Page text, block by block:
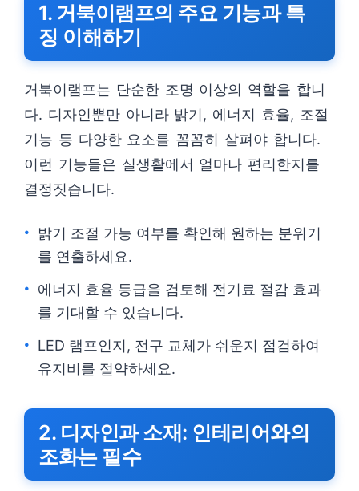
1. 거북이램프의 주요 기능과 특
징 이해하기
거북이램프는 단순한 조명 이상의 역할을 합니
다. 디자인뿐만 아니라 밝기, 에너지 효율, 조절
기능 등 다양한 요소를 꼼꼼히 살펴야 합니다.
이런 기능들은 실생활에서 얼마나 편리한지를
결정짓습니다.
밝기 조절 가능 여부를 확인해 원하는 분위기
를 연출하세요.
에너지 효율 등급을 검토해 전기료 절감 효과
를 기대할 수 있습니다.
LED 램프인지, 전구 교체가 쉬운지 점검하여
유지비를 절약하세요.
2. 디자인과 소재: 인테리어와의
조화는 필수